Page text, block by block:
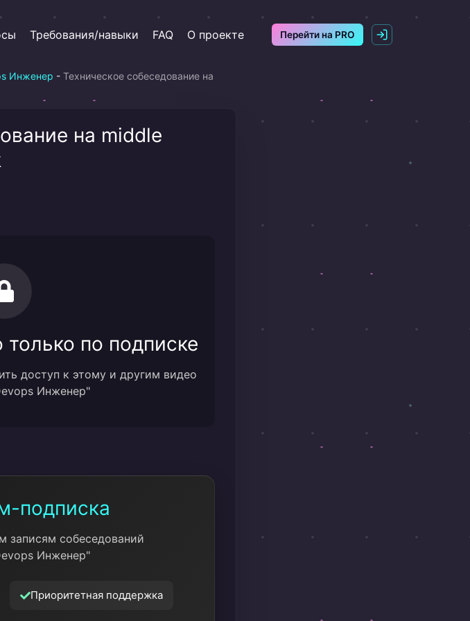
Требования/навыки FAQ О проекте Перейти на PRO
Инженер - Техническое собеседование на
на middle
по подписке
доступ к этому и другим видео
Инженер"
подписка
записям собеседований
Инженер"
Приоритетная поддержка